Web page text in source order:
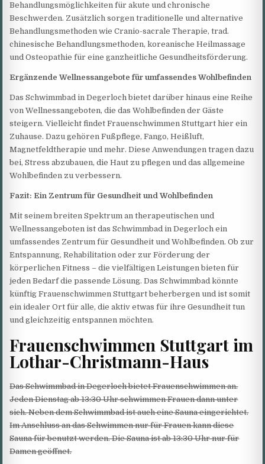
Behandlungsmöglichkeiten für akute und chronische
Beschwerden. Zusätzlich sorgen traditionelle und alternative
Behandlungsmethoden wie Cranio-sacrale Therapie, trad.
chinesische Behandlungsmethoden, koreanische Heilmassage
und Osteopathie für eine ganzheitliche Gesundheitsförderung.
Ergänzende Wellnessangebote für umfassendes Wohlbefinden
Das Schwimmbad in Degerloch bietet darüber hinaus eine Reihe
von Wellnessangeboten, die das Wohlbefinden der Gäste
steigern. Vielleicht findet Frauenschwimmen Stuttgart hier ein
Zuhause. Dazu gehören Fußpflege, Fango, Heißluft,
Magnetfeldtherapie und mehr. Diese Anwendungen tragen dazu
bei, Stress abzubauen, die Haut zu pflegen und das allgemeine
Wohlbefinden zu verbessern.
Fazit: Ein Zentrum für Gesundheit und Wohlbefinden
Mit seinem breiten Spektrum an therapeutischen und
Wellnessangeboten ist das Schwimmbad in Degerloch ein
umfassendes Zentrum für Gesundheit und Wohlbefinden. Ob zur
Entspannung, Rehabilitation oder zur Förderung der
körperlichen Fitness – die vielfältigen Leistungen bieten für
jeden Bedarf die passende Lösung. Das Schwimmbad könnte
künftig Frauenschwimmen Stuttgart beherbergen und ist somit
ein idealer Ort für alle, die aktiv etwas für ihre Gesundheit tun
und gleichzeitig entspannen möchten.
Frauenschwimmen Stuttgart im
Lothar-Christmann-Haus
Das Schwimmbad in Degerloch bietet Frauenschwimmen an.
Jeden Dienstag ab 13:30 Uhr schwimmen Frauen dann unter
sich. Neben dem Schwimmbad ist auch eine Sauna eingerichtet.
Im Anschluss an das Schwimmen nur für Frauen kann diese
Sauna für benutzt werden. Die Sauna ist ab 13:30 Uhr nur für
Damen geöffnet.